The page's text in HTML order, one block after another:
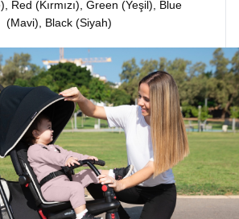
Red (Kırmızı), Green (Yeşil), Blue
(Mavi), Black (Siyah)